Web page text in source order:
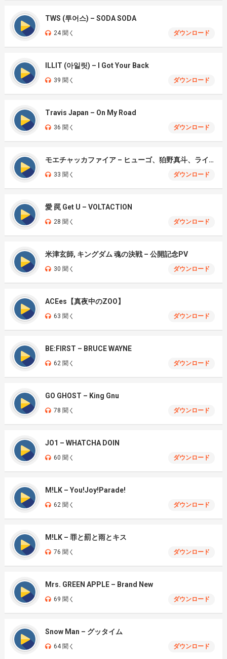
TWS (투어스) – SODA SODA
24 聞く ダウンロード
ILLIT (아일릿) – I Got Your Back
39 聞く ダウンロード
Travis Japan – On My Road
36 聞く ダウンロード
モエチャッカファイア – ヒューゴ、狛野真斗、ライト、セヴェリアン (Cover )
33 聞く ダウンロード
愛 罠 Get U – VOLTACTION
28 聞く ダウンロード
米津玄師, キングダム 魂の決戦 – 公開記念PV
30 聞く ダウンロード
ACEes【真夜中のZOO】
63 聞く ダウンロード
BE:FIRST – BRUCE WAYNE
62 聞く ダウンロード
GO GHOST – King Gnu
78 聞く ダウンロード
JO1 – WHATCHA DOIN
60 聞く ダウンロード
M!LK – You!Joy!Parade!
62 聞く ダウンロード
M!LK – 罪と罰と雨とキス
76 聞く ダウンロード
Mrs. GREEN APPLE – Brand New
69 聞く ダウンロード
Snow Man – グッタイム
64 聞く ダウンロード